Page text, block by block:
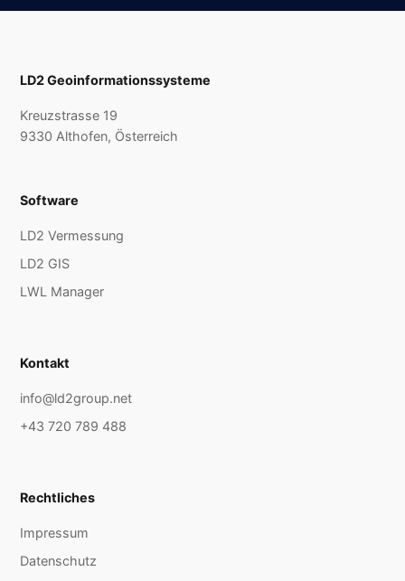
LD2 Geoinformationssysteme
Kreuzstrasse 19
9330 Althofen, Österreich
Software
LD2 Vermessung
LD2 GIS
LWL Manager
Kontakt
info@ld2group.net
+43 720 789 488
Rechtliches
Impressum
Datenschutz